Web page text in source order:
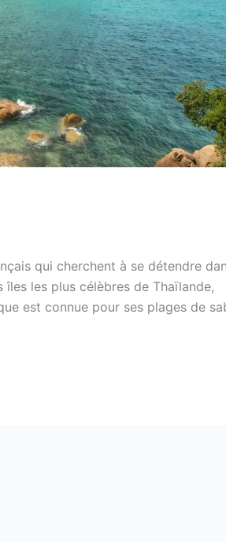
qui cherchent à se détendre
îles les plus célèbres de Thaïlande,
est connue pour ses plages de